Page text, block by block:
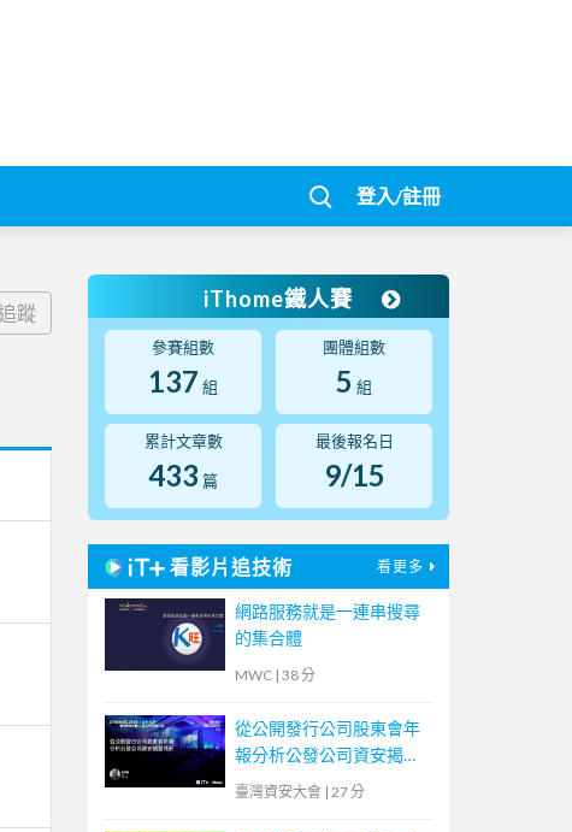
登入/註冊
蹤
iThome鐵人賽
參賽組數
137 組
團體組數
5 組
累計文章數
433 篇
最後報名日
9/15
看影片追技術 看更多
網路服務就是一連串搜尋
的集合體
MWC | 38 分
從公開發行公司股東會年
報分析公發公司資安揭露
情形
臺灣資安大會 | 27 分